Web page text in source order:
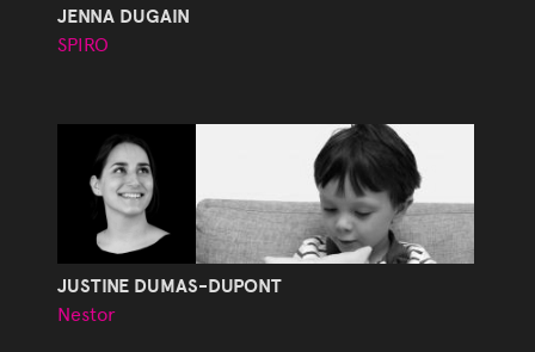
JENNA DUGAIN
SPIRO
JUSTINE DUMAS-DUPONT
Nestor